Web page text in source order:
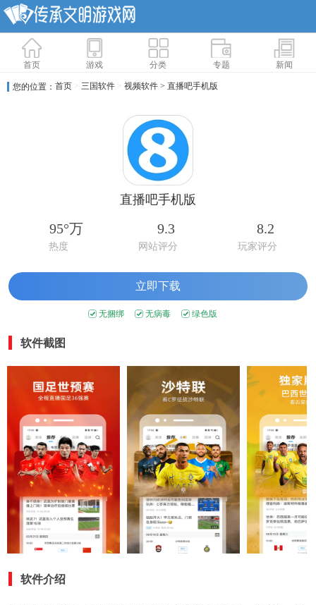
首页 游戏 分类 专题 新闻
您的位置： 首页 > 三国软件 > 视频软件 > 直播吧手机版
直播吧手机版
95°万
热度
9.3
网站评分
8.2
玩家评分
立即下载
无捆绑 无病毒 绿色版
软件截图
软件介绍